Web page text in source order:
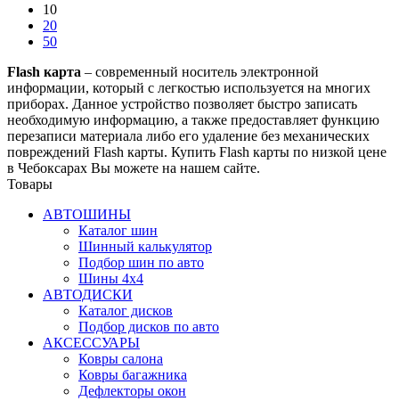
10
20
50
Flash карта – современный носитель электронной
информации, который с легкостью используется на многих
приборах. Данное устройство позволяет быстро записать
необходимую информацию, а также предоставляет функцию
перезаписи материала либо его удаление без механических
повреждений Flash карты. Купить Flash карты по низкой цене
в Чебоксарах Вы можете на нашем сайте.
Товары
АВТОШИНЫ
Каталог шин
Шинный калькулятор
Подбор шин по авто
Шины 4x4
АВТОДИСКИ
Каталог дисков
Подбор дисков по авто
АКСЕССУАРЫ
Ковры салона
Ковры багажника
Дефлекторы окон